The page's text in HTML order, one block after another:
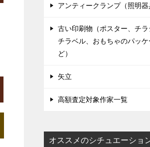
アンティークランプ（照明器
古い印刷物（ポスター、チラ
チラベル、おもちゃのパッケ
ど）
矢立
高額査定対象作家一覧
オススメのシチュエーショ